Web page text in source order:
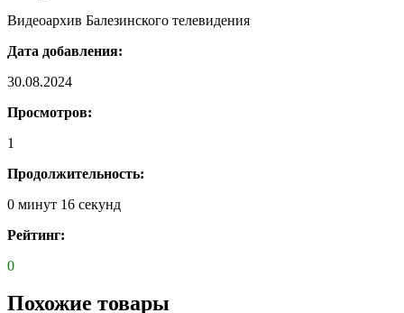
Видеоархив Балезинского телевидения
Дата добавления:
30.08.2024
Просмотров:
1
Продолжительность:
0 минут 16 секунд
Рейтинг:
0
Похожие товары